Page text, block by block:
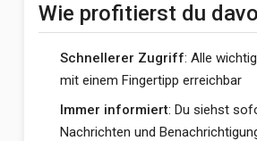
Wie profitierst du
Schnellerer Zugriff: Alle
mit einem Fingertipp erreichbar
Immer informiert: Du siehst
Nachrichten und